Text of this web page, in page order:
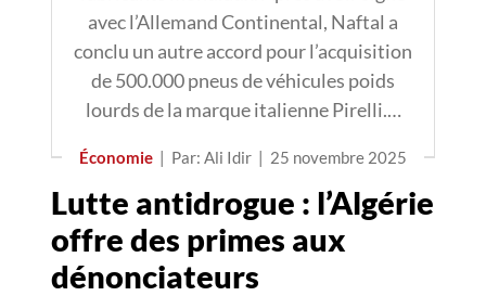
avec l’Allemand Continental, Naftal a
conclu un autre accord pour l’acquisition
de 500.000 pneus de véhicules poids
lourds de la marque italienne Pirelli.…
Économie | Par: Ali Idir | 25 novembre 2025
Lutte antidrogue : l’Algérie
offre des primes aux
dénonciateurs